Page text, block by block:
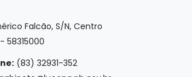
Falcão, S/N, Centro
58315000
(83) 32931-352